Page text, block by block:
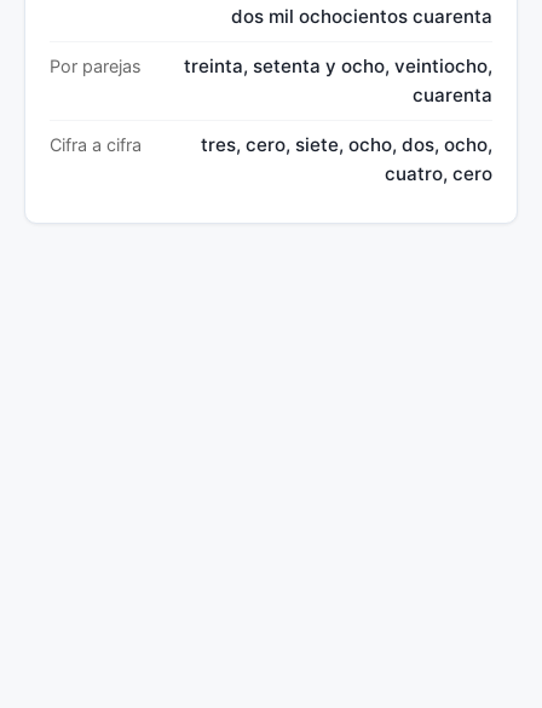
dos mil ochocientos cuarenta
Por parejas
treinta, setenta y ocho, veintiocho,
cuarenta
Cifra a cifra
tres, cero, siete, ocho, dos, ocho,
cuatro, cero